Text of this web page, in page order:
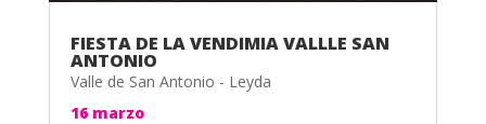
FIESTA DE LA VENDIMIA VALLLE SAN
ANTONIO
Valle de San Antonio - Leyda
16 marzo